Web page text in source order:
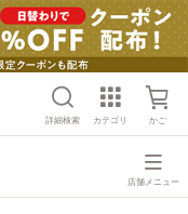
詳細検索 カテゴリ かご
店舗メニュー